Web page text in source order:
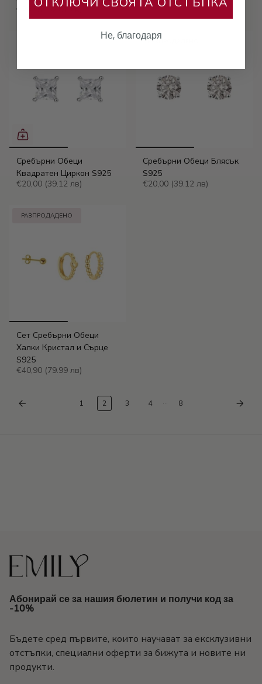
€26,59 (52.01 лв)
Сребърни Обеци
Квадратен Циркон S925
€20,00 (39.12 лв)
РАЗПРОДАДЕНО
Сребърни Обеци Блясък
S925
€20,00 (39.12 лв)
РАЗПРОДАДЕНО
Сет Сребърни Обеци
Халки Кристал и Сърце
S925
€40,90 (79.99 лв)
1 2 3 4 … 8
Абонирай се за нашия бюлетин и получи код за
-10%
Бъдете сред първите, които научават за ексклузивни
отстъпки, специални оферти за бижута и новите ни
продукти.
Не, благодаря